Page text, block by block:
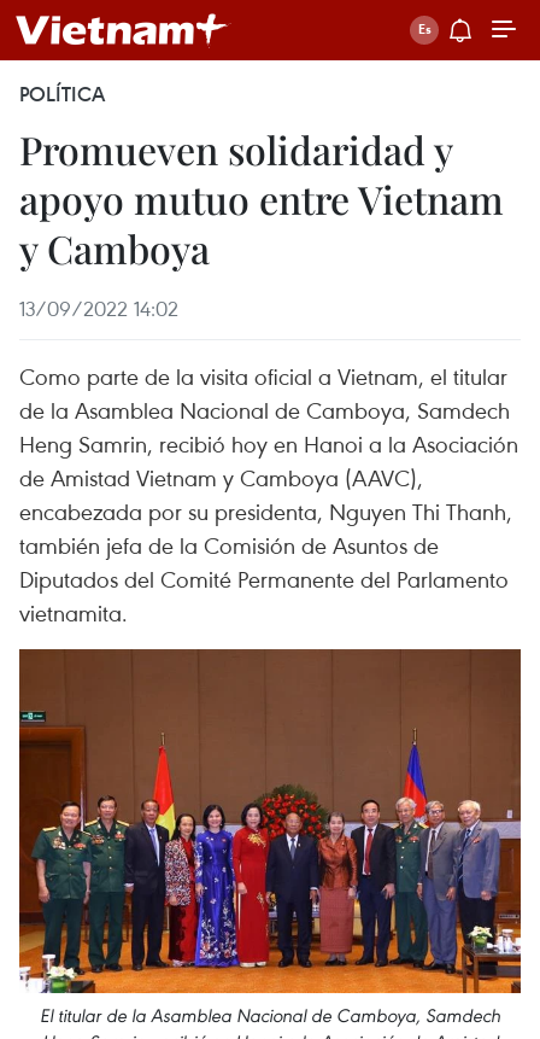
POLÍTICA
Promueven solidaridad y
apoyo mutuo entre Vietnam
y Camboya
13/09/2022 14:02
Como parte de la visita oficial a Vietnam, el titular
de la Asamblea Nacional de Camboya, Samdech
Heng Samrin, recibió hoy en Hanoi a la Asociación
de Amistad Vietnam y Camboya (AAVC),
encabezada por su presidenta, Nguyen Thi Thanh,
también jefa de la Comisión de Asuntos de
Diputados del Comité Permanente del Parlamento
vietnamita.
El titular de la Asamblea Nacional de Camboya, Samdech